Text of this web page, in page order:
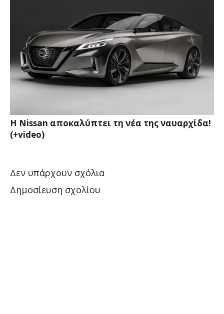
Η Nissan αποκαλύπτει τη νέα της ναυαρχίδα!
(+video)
Δεν υπάρχουν σχόλια
Δημοσίευση σχολίου